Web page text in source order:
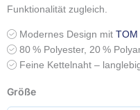
Funktionalität zugleich.
Modernes Design mit TOM
80 % Polyester, 20 %
Feine Kettelnaht –
Größe
TOM
TAILOR